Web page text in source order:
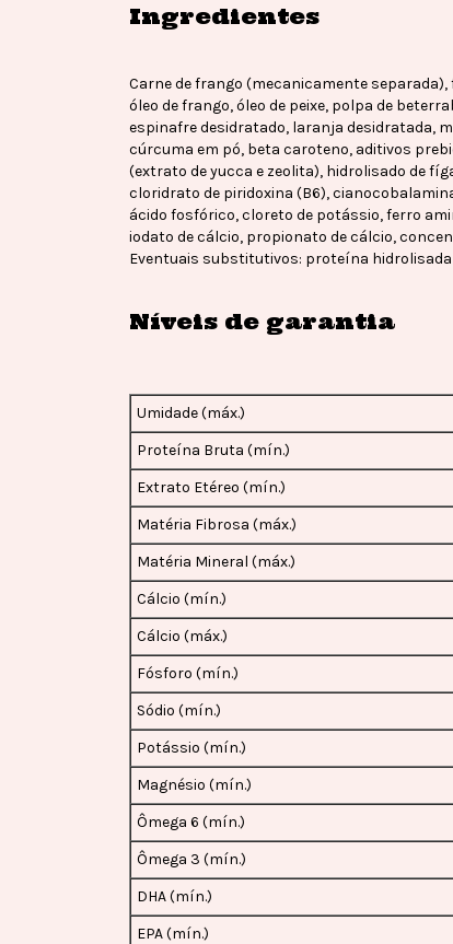
Ingredientes
Carne de frango (mecanicamente separada),
óleo de frango, óleo de peixe, polpa de
espinafre desidratado, laranja desidratada,
cúrcuma em pó, beta caroteno, aditivos
(extrato de yucca e zeolita), hidrolisado de
cloridrato de piridoxina (B6),
ácido fosfórico, cloreto de potássio, ferro
iodato de cálcio, propionato de cálcio,
Eventuais substitutivos: proteína
Níveis de garantia
Umidade (máx.)
Proteína Bruta (mín.)
Extrato Etéreo (mín.)
Matéria Fibrosa (máx.)
Matéria Mineral (máx.)
Cálcio (mín.)
Cálcio (máx.)
Fósforo (mín.)
Sódio (mín.)
Potássio (mín.)
Magnésio (mín.)
Ômega 6 (mín.)
Ômega 3 (mín.)
DHA (mín.)
EPA (mín.)